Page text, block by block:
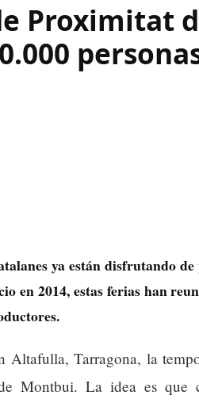
Proximitat
ya están disfrutando
en 2014, estas ferias han
Altafulla, Tarragona, la
Montbui. La idea es que